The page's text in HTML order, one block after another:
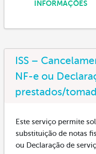
INFORMAÇÕES
ISS –
NF-e ou
prestados/
Este serviço permite
substituição de notas
ou Declaração de